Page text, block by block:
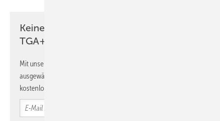
Keine Zeit? Kein Problem mit dem
TGA+E Newsletter!
Mit unserem Newsletter erhalten Sie regelmäßig von uns
ausgewählte Informationen und Neuigkeiten, gebündelt und
kostenlos direkt ins Postfach.